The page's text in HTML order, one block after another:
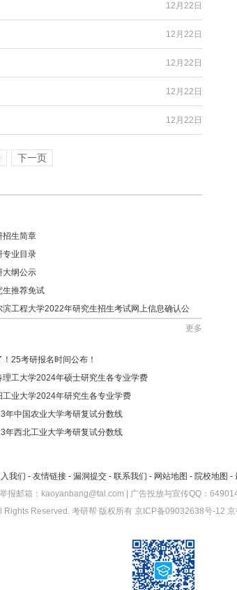
12月22日
12月22日
12月22日
12月22日
12月22日
下一页
招生简章
专业目录
大纲公示
生推荐免试
滨工程大学2022年研究生招生考试网上信息确认公
更多
！25考研报名时间公布！
理工大学2024年硕士研究生各专业学费
工业大学2024年研究生各专业学费
年中国农业大学考研复试分数线
年西北工业大学考研复试分数线
我们 - 友情链接 - 漏洞提交 - 联系我们 - 网站地图 - 院校地图 -
报邮箱：kaoyanbang@tal.com | 广告投放与宣传QQ：
Rights Reserved. 考研帮 版权所有 京ICP备09032638号-12